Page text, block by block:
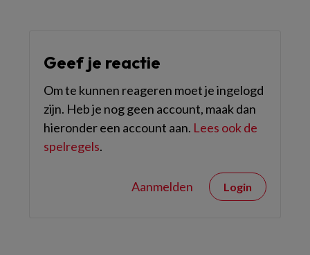
Geef je reactie
Om te kunnen reageren moet je ingelogd
zijn. Heb je nog geen account, maak dan
hieronder een account aan. Lees ook de
spelregels.
Aanmelden Login